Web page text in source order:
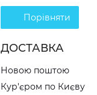
Порівняти
ДОСТАВКА
Новою поштою
Кур'єром по Києву